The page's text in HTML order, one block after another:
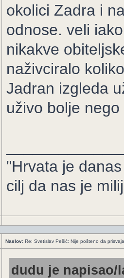
okolici Zadra i
odnose. veli
nikakve
naživciralo
Jadran izgleda
uživo bolje
"Hrvata je
cilj da nas je
Naslov: Re: Svetislav Pešić: Nije pošteno da
dudu je napisao/